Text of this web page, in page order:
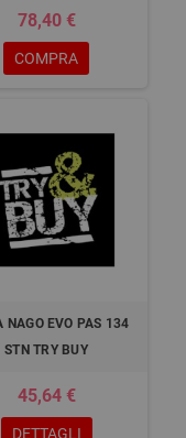
78,40 €
COMPRA
NAGO EVO PAS 134
STN TRY BUY
45,64 €
DETTAGLI